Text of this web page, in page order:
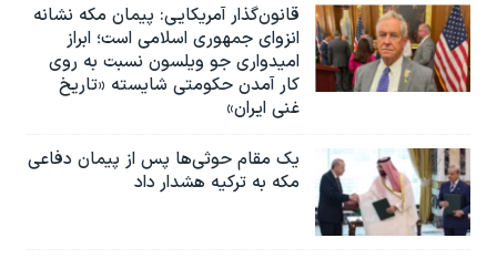
قانون‌گذار آمریکایی: پیمان مکه نشانه
انزوای جمهوری اسلامی است؛ ابراز
امیدواری جو ویلسون نسبت به روی
کار آمدن حکومتی شایسته «تاریخ
غنی ایران»
یک مقام حوثی‌ها پس از پیمان دفاعی
مکه به ترکیه هشدار داد